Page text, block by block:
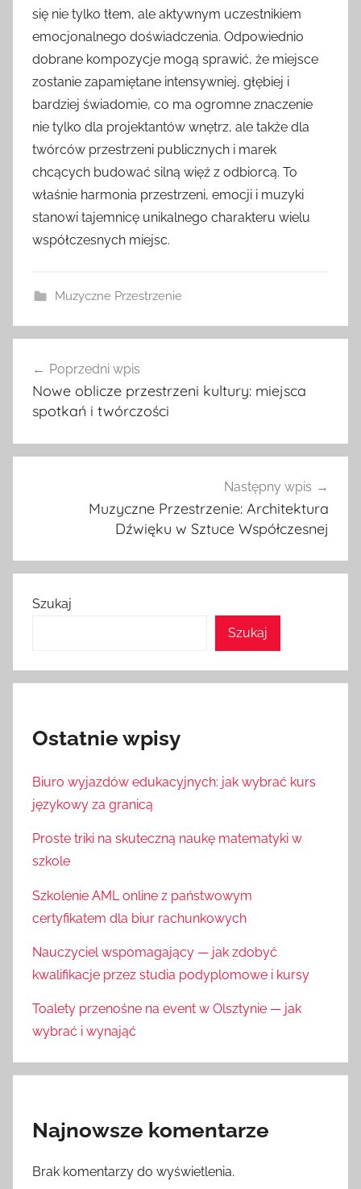
się nie tylko tłem, ale aktywnym uczestnikiem
emocjonalnego doświadczenia. Odpowiednio
dobrane kompozycje mogą sprawić, że miejsce
zostanie zapamiętane intensywniej, głębiej i
bardziej świadomie, co ma ogromne znaczenie
nie tylko dla projektantów wnętrz, ale także dla
twórców przestrzeni publicznych i marek
chcących budować silną więź z odbiorcą. To
właśnie harmonia przestrzeni, emocji i muzyki
stanowi tajemnicę unikalnego charakteru wielu
współczesnych miejsc.
Muzyczne Przestrzenie
wpisu
Poprzedni wpis
Nowe oblicze przestrzeni kultury: miejsca
spotkań i twórczości
Następny wpis
Muzyczne Przestrzenie: Architektura
Dźwięku w Sztuce Współczesnej
Szukaj
Szukaj
Ostatnie wpisy
Biuro wyjazdów edukacyjnych: jak wybrać kurs
językowy za granicą
Proste triki na skuteczną naukę matematyki w
szkole
Szkolenie AML online z państwowym
certyfikatem dla biur rachunkowych
Nauczyciel wspomagający — jak zdobyć
kwalifikacje przez studia podyplomowe i kursy
Toalety przenośne na event w Olsztynie — jak
wybrać i wynająć
Najnowsze komentarze
Brak komentarzy do wyświetlenia.